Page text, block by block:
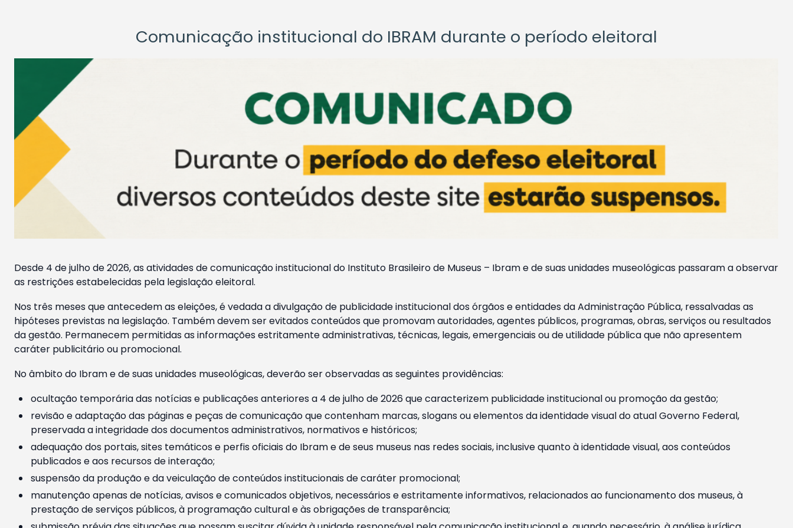
Comunicação institucional do IBRAM durante o período eleitoral
Desde 4 de julho de 2026, as atividades de comunicação institucional do Instituto Brasileiro de Museus – Ibram e de suas unidades museológicas passaram a observar
as restrições estabelecidas pela legislação eleitoral.
Nos três meses que antecedem as eleições, é vedada a divulgação de publicidade institucional dos órgãos e entidades da Administração Pública, ressalvadas as
hipóteses previstas na legislação. Também devem ser evitados conteúdos que promovam autoridades, agentes públicos, programas, obras, serviços ou resultados
da gestão. Permanecem permitidas as informações estritamente administrativas, técnicas, legais, emergenciais ou de utilidade pública que não apresentem
caráter publicitário ou promocional.
No âmbito do Ibram e de suas unidades museológicas, deverão ser observadas as seguintes providências:
ocultação temporária das notícias e publicações anteriores a 4 de julho de 2026 que caracterizem publicidade institucional ou promoção da gestão;
revisão e adaptação das páginas e peças de comunicação que contenham marcas, slogans ou elementos da identidade visual do atual Governo Federal,
preservada a integridade dos documentos administrativos, normativos e históricos;
adequação dos portais, sites temáticos e perfis oficiais do Ibram e de seus museus nas redes sociais, inclusive quanto à identidade visual, aos conteúdos
publicados e aos recursos de interação;
suspensão da produção e da veiculação de conteúdos institucionais de caráter promocional;
manutenção apenas de notícias, avisos e comunicados objetivos, necessários e estritamente informativos, relacionados ao funcionamento dos museus, à
prestação de serviços públicos, à programação cultural e às obrigações de transparência;